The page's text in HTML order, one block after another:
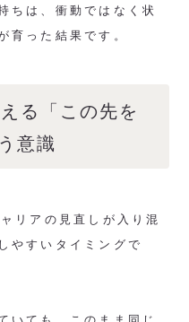
ちは、衝動ではなく状
育った結果です。
る「この先を
意識
リアの見直しが入り混
やすいタイミングで